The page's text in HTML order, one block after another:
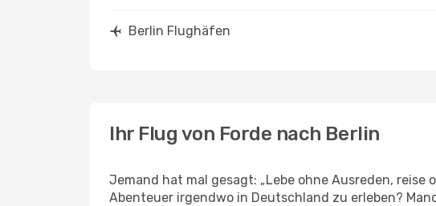
Berlin Flughäfen
Ihr Flug von Forde nach Berlin
Jemand hat mal gesagt: „Lebe ohne Ausreden,
Abenteuer irgendwo in Deutschland zu erleben?